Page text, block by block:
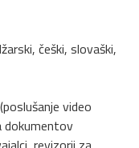
češki, slovaški,
video
dokumentov